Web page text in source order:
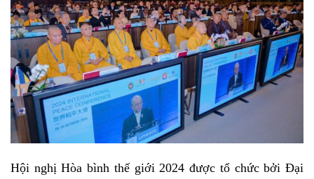
Hội nghị Hòa bình thế giới 2024 được tổ chức bởi Đại